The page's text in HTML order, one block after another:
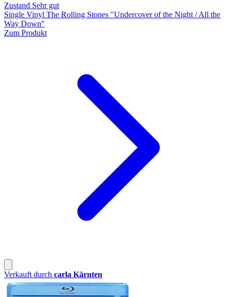
Zustand Sehr gut
Single Vinyl The Rolling Stones "Undercover of the Night / All the
Way Down"
Zum Produkt
Verkauft durch carla Kärnten